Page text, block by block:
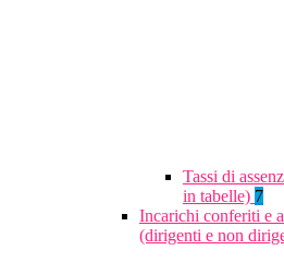
Tassi di
in tabelle) 7
Incarichi conferiti e
(dirigenti e non